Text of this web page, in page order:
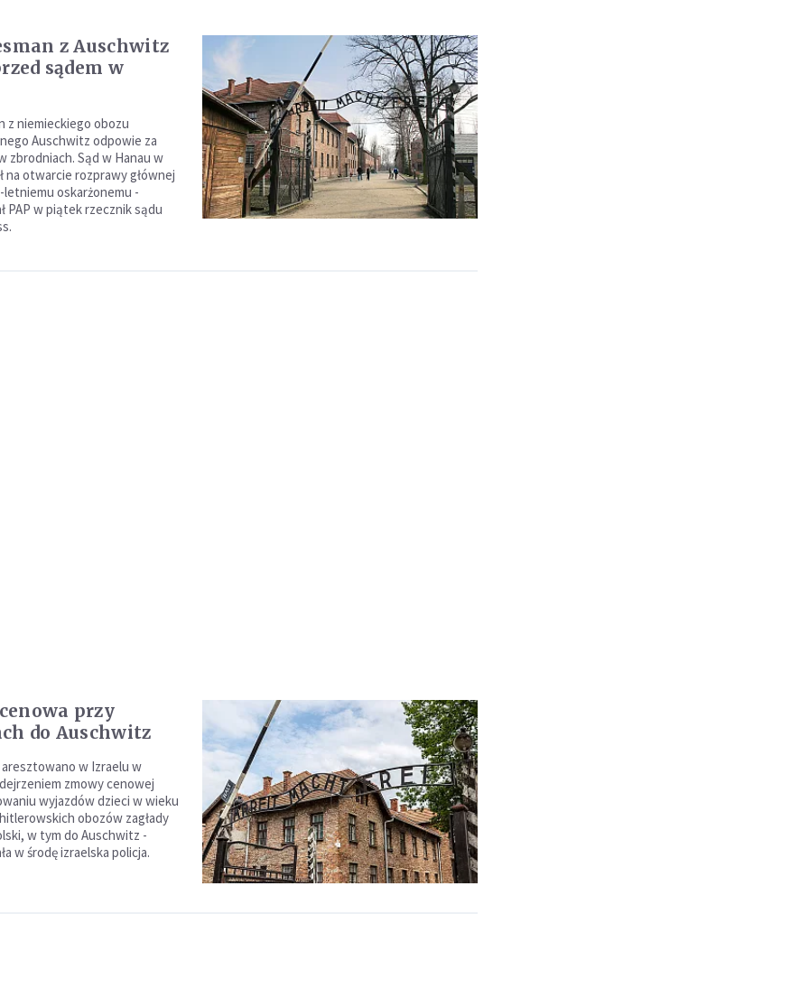
z Auschwitz
sądem w
z niemieckiego obozu
Auschwitz odpowie za
zbrodniach. Sąd w Hanau w
na otwarcie rozprawy głównej
oskarżonemu -
PAP w piątek rzecznik sądu
przy
do Auschwitz
w Izraelu w
zmowy cenowej
wyjazdów dzieci w wieku
obozów zagłady
w tym do Auschwitz -
w środę izraelska policja.